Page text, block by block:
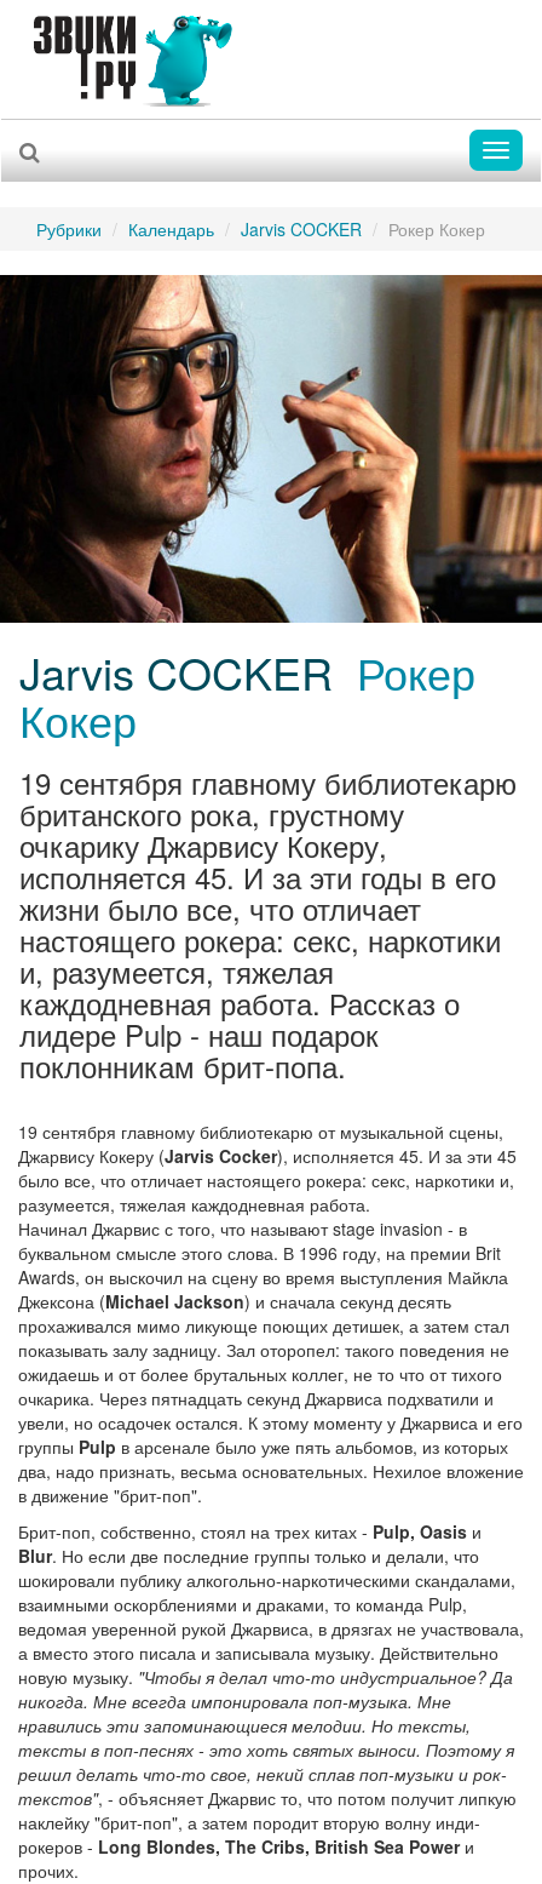
Рубрики Календарь Jarvis COCKER Рокер Кокер
Jarvis COCKER Рокер
Кокер
19 сентября главному библиотекарю
британского рока, грустному
очкарику Джарвису Кокеру,
исполняется 45. И за эти годы в его
жизни было все, что отличает
настоящего рокера: секс, наркотики
и, разумеется, тяжелая
каждодневная работа. Рассказ о
лидере Pulp - наш подарок
поклонникам брит-попа.
19 сентября главному библиотекарю от музыкальной сцены,
Джарвису Кокеру (Jarvis Cocker), исполняется 45. И за эти 45
было все, что отличает настоящего рокера: секс, наркотики и,
разумеется, тяжелая каждодневная работа.
Начинал Джарвис с того, что называют stage invasion - в
буквальном смысле этого слова. В 1996 году, на премии Brit
Awards, он выскочил на сцену во время выступления Майкла
Джексона (Michael Jackson) и сначала секунд десять
прохаживался мимо ликующе поющих детишек, а затем стал
показывать залу задницу. Зал оторопел: такого поведения не
ожидаешь и от более брутальных коллег, не то что от тихого
очкарика. Через пятнадцать секунд Джарвиса подхватили и
увели, но осадочек остался. К этому моменту у Джарвиса и его
группы Pulp в арсенале было уже пять альбомов, из которых
два, надо признать, весьма основательных. Нехилое вложение
в движение "брит-поп".
Брит-поп, собственно, стоял на трех китах - Pulp, Oasis и
Blur. Но если две последние группы только и делали, что
шокировали публику алкогольно-наркотическими скандалами,
взаимными оскорблениями и драками, то команда Pulp,
ведомая уверенной рукой Джарвиса, в дрязгах не участвовала,
а вместо этого писала и записывала музыку. Действительно
новую музыку. "Чтобы я делал что-то индустриальное? Да
никогда. Мне всегда импонировала поп-музыка. Мне
нравились эти запоминающиеся мелодии. Но тексты,
тексты в поп-песнях - это хоть святых выноси. Поэтому я
решил делать что-то свое, некий сплав поп-музыки и рок-
текстов", - объясняет Джарвис то, что потом получит липкую
наклейку "брит-поп", а затем породит вторую волну инди-
рокеров - Long Blondes, The Cribs, British Sea Powerи
прочих.